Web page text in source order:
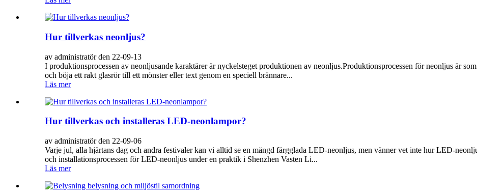
Hur tillverkas neonljus?
av administratör den 22-09-13
I produktionsprocessen av neonljusande karaktärer är nyckelsteget produktionen av neonljus.Produktionsprocessen för neonljus är
och böja ett rakt glasrör till ett mönster eller text genom en speciell brännare...
Läs mer
Hur tillverkas och installeras LED-neonlampor?
av administratör den 22-09-06
Varje jul, alla hjärtans dag och andra festivaler kan vi alltid se en mängd färgglada LED-neonljus, men vänner vet inte hur LED-
och installationsprocessen för LED-neonljus under en praktik i Shenzhen Vasten Li...
Läs mer